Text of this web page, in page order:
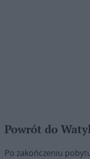
Powrót do
Po zakończeniu